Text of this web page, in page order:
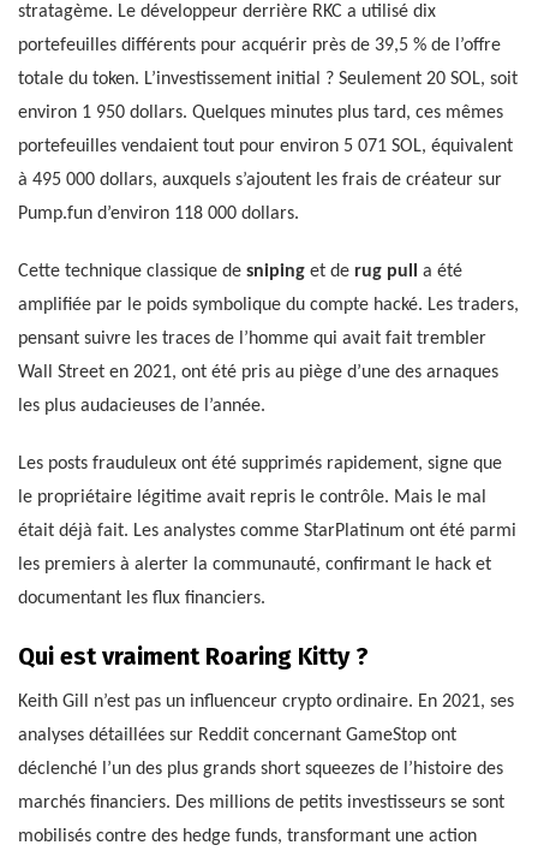
stratagème. Le développeur derrière RKC a utilisé dix
portefeuilles différents pour acquérir près de 39,5 % de l’offre
totale du token. L’investissement initial ? Seulement 20 SOL, soit
environ 1 950 dollars. Quelques minutes plus tard, ces mêmes
portefeuilles vendaient tout pour environ 5 071 SOL, équivalent
à 495 000 dollars, auxquels s’ajoutent les frais de créateur sur
Pump.fun d’environ 118 000 dollars.
Cette technique classique de sniping et de rug pull a été
amplifiée par le poids symbolique du compte hacké. Les traders,
pensant suivre les traces de l’homme qui avait fait trembler
Wall Street en 2021, ont été pris au piège d’une des arnaques
les plus audacieuses de l’année.
Les posts frauduleux ont été supprimés rapidement, signe que
le propriétaire légitime avait repris le contrôle. Mais le mal
était déjà fait. Les analystes comme StarPlatinum ont été parmi
les premiers à alerter la communauté, confirmant le hack et
documentant les flux financiers.
Qui est vraiment Roaring Kitty ?
Keith Gill n’est pas un influenceur crypto ordinaire. En 2021, ses
analyses détaillées sur Reddit concernant GameStop ont
déclenché l’un des plus grands short squeezes de l’histoire des
marchés financiers. Des millions de petits investisseurs se sont
mobilisés contre des hedge funds, transformant une action